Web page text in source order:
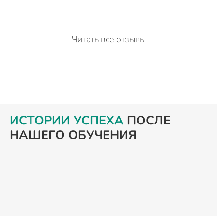
Читать все отзывы
ИСТОРИИ УСПЕХА ПОСЛЕ
НАШЕГО ОБУЧЕНИЯ